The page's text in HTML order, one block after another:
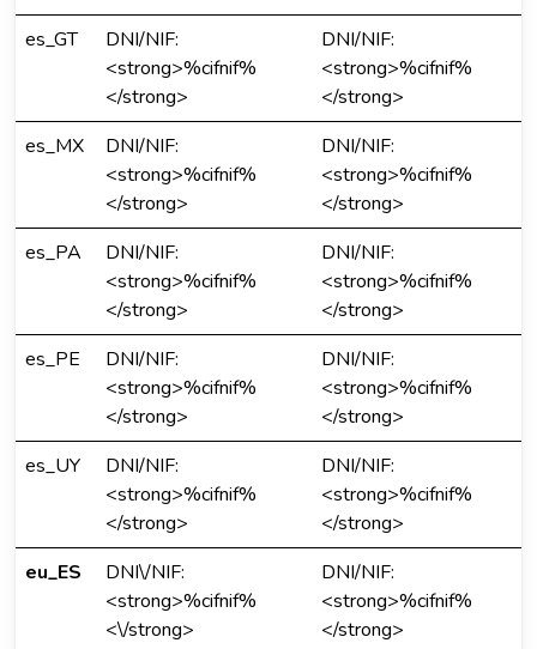
es_GT
DNI/NIF:
<strong>%cifnif%
</strong>
DNI/NIF:
<strong>%cifnif%
</strong>
es_MX
DNI/NIF:
<strong>%cifnif%
</strong>
DNI/NIF:
<strong>%cifnif%
</strong>
es_PA
DNI/NIF:
<strong>%cifnif%
</strong>
DNI/NIF:
<strong>%cifnif%
</strong>
es_PE
DNI/NIF:
<strong>%cifnif%
</strong>
DNI/NIF:
<strong>%cifnif%
</strong>
es_UY
DNI/NIF:
<strong>%cifnif%
</strong>
DNI/NIF:
<strong>%cifnif%
</strong>
eu_ES
DNI\/NIF:
<strong>%cifnif%
<\/strong>
DNI/NIF:
<strong>%cifnif%
</strong>